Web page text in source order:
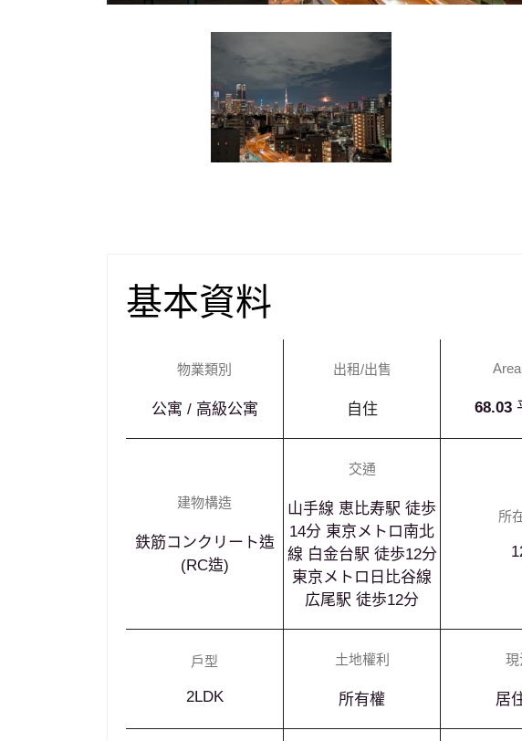
基本資料
物業類別
公寓 / 高級公寓
出租/出售
自住 68.03
建物構造
鉄筋コンクリート造
(RC造)
交通
山手線 恵比寿駅 徒歩
14分 東京メトロ南北
線 白金台駅 徒歩12分
東京メトロ日比谷線
広尾駅 徒歩12分
所
戶型
2LDK
土地權利
所有權
現
居
¥328,000,000